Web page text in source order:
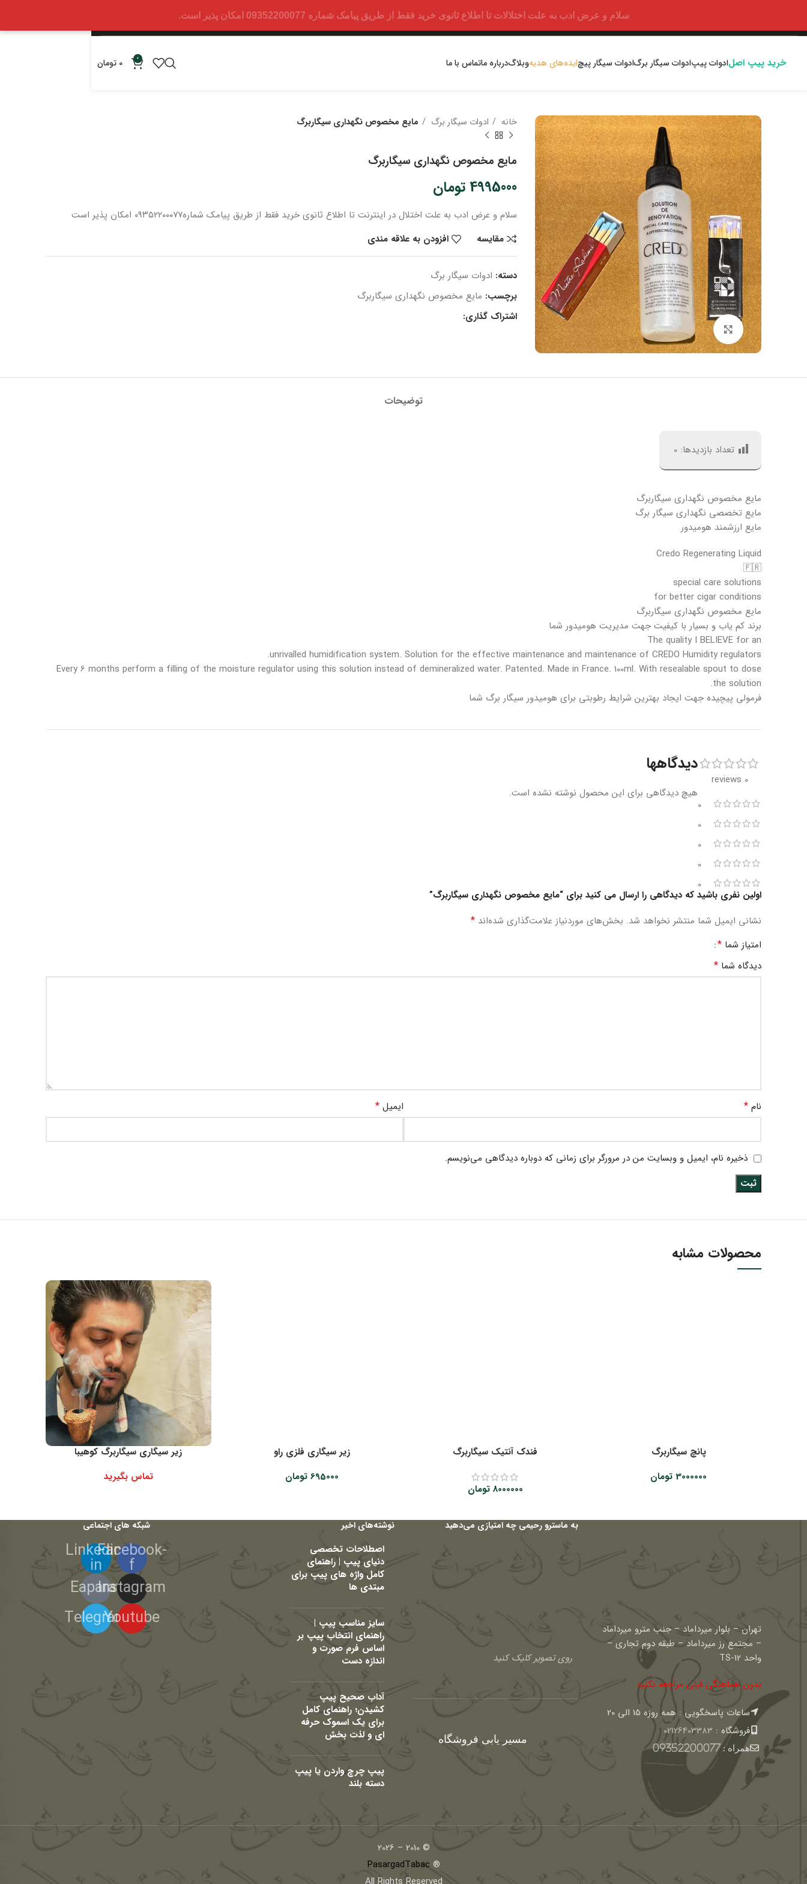
سلام و عرض ادب به علت اختلالات تا اطلاع ثانوی خرید فقط از طریق پیامک شماره 09352200077 امکان پذیر است.
خرید پیپ اصلادوات پیپادوات سیگار برگادوات سیگار پیچایده‌های هدیهوبلاگدرباره ماتماس با ما 0
0 تومان
بزرگنمایی تصویر
خانه ادوات سیگار برگ مایع مخصوص نگهداری سیگاربرگ
مایع مخصوص نگهداری سیگاربرگ
4995000 تومان
سلام و عرض ادب به علت اختلال در اینترنتتا اطلاع ثانویخریدفقط از طریق پیامک شماره۰۹۳۵۲۲۰۰۰۷۷ امکان پذیر است
مقایسه
افزودن به علاقه مندی
دسته: ادوات سیگار برگ
برچسب: مایع مخصوص نگهداری سیگاربرگ
اشتراک گذاری:
توضیحات
تعداد بازدیدها: 0
مایع مخصوص نگهداری سیگاربرگ
مایع تخصصی نگهداری سیگار برگ
مایع ارزشمند هومیدور
Credo Regenerating Liquid
🇫🇷
special care solutions
for better cigar conditions
مایع مخصوص نگهداری سیگاربرگ
برند کم یاب و بسیار با کیفیت جهت مدیریت هومیدور شما
The quality I BELIEVE for an
unrivalled humidification system. Solution for the effective maintenance and maintenance of CREDO Humidity regulators.
Every 6 months perform a filling of the moisture regulator using this solution instead of demineralized water. Patented. Made in France. 100ml. With resealable spout to dose
the solution.
فرمولی پیچیده جهت ایجاد بهترین شرایط رطوبتی برای هومیدور سیگار برگ شما
0 reviews
0
0
0
0
0
دیدگاهها
هیچ دیدگاهی برای این محصول نوشته نشده است.
اولین نفری باشید که دیدگاهی را ارسال می کنید برای “مایع مخصوص نگهداری سیگاربرگ”
نشانی ایمیل شما منتشر نخواهد شد. بخش‌های موردنیاز علامت‌گذاری شده‌اند *
امتیاز شما *
دیدگاه شما *
نام * ایمیل *
ذخیره نام، ایمیل و وبسایت من در مرورگر برای زمانی که دوباره دیدگاهی می‌نویسم.
محصولات مشابه
پانچ سیگاربرگ
3000000 تومان
فندک آنتیک سیگاربرگ
8000000 تومان
زیر سیگاری فلزی راو
695000 تومان
زیر سیگاری سیگاربرگ کوهیبا
تماس بگیرید
تهران – بلوار میرداماد – جنب مترو میرداماد
– مجتمع رز میرداماد – طبقه دوم تجاری –
واحد TS-12
بدون هماهنگی قبلی مراجعه نکنید
ساعات پاسخگویی : همه روزه 15 الی 20
فروشگاه : 02126403383
همراه :09352200077
به ماسترو رحیمی چه امتیازی می‌دهید
روی تصویر کلیک کنید
مسیر یابی فروشگاه
نوشته‌های اخیر
اصطلاحات تخصصی
دنیای پیپ | راهنمای
کامل واژه های پیپ برای
مبتدی ها
سایز مناسب پیپ |
راهنمای انتخاب پیپ بر
اساس فرم صورت و
اندازه دست
آداب صحیح پیپ
کشیدن؛ راهنمای کامل
برای یک اسموک حرفه
ای و لذت بخش
پیپ چرچ واردن یا پیپ
دسته بلند
شبکه های اجتماعی
Facebook-
f
Linkedin-
in
Instagram
Eaparat
Youtube
Telegram
© 2010 – 2026
®
PasargadTabac